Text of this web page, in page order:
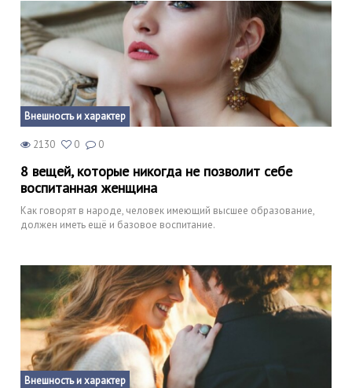
Внешность и характер
2130 0 0
8 вещей, которые никогда не позволит себе
воспитанная женщина
Как говорят в народе, человек имеющий высшее образование,
должен иметь ещё и базовое воспитание.
Внешность и характер